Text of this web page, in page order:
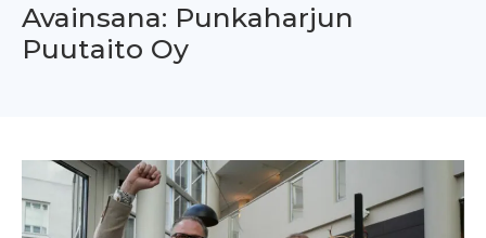
Avainsana: Punkaharjun
Puutaito Oy